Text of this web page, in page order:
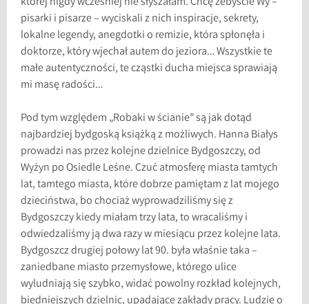
pisarki i pisarze – wyciskali z nich inspiracje, sekrety,
lokalne legendy, anegdotki o remizie, która spłonęła i
doktorze, który wjechał autem do jeziora… Wszystkie te
małe autentyczności, te cząstki ducha miejsca sprawiają
mi masę radości…
Pod tym względem „Robaki w ścianie” są jak dotąd
najbardziej bydgoską książką z możliwych. Hanna Białys
prowadzi nas przez kolejne dzielnice Bydgoszczy, od
Wyżyn po Osiedle Leśne. Czuć atmosferę miasta tamtych
lat, tamtego miasta, które dobrze pamiętam z lat mojego
dzieciństwa, bo chociaż wyprowadziliśmy się z
Bydgoszczy kiedy miałam trzy lata, to wracaliśmy i
odwiedzaliśmy ją dwa razy w miesiącu przez kolejne lata.
Bydgoszcz drugiej połowy lat 90. była właśnie taka –
zaniedbane miasto przemysłowe, którego ulice
wyludniają się szybko, widać powolny rozkład kolejnych,